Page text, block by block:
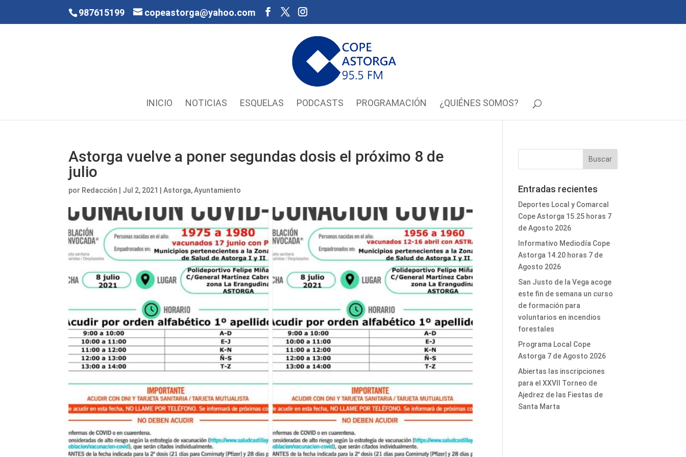
987615199 copeastorga@yahoo.com
INICIO NOTICIAS ESQUELAS PODCASTS PROGRAMACIÓN ¿QUIÉNES SOMOS?
Astorga vuelve a poner segundas dosis el próximo 8 de
julio
por Redacción Jul 2, 2021 |Astorga,Ayuntamiento Entradas recientes
Deportes Local y Comarcal
Cope Astorga 15.25 horas 7
de Agosto 2026
Informativo Mediodía Cope
Astorga 14.20 horas 7 de
Agosto 2026
San Justo de la Vega acoge
este fin de semana un curso
de formación para
voluntarios en incendios
forestales
Programa Local Cope
Astorga 7 de Agosto 2026
Abiertas las inscripciones
para el XXVII Torneo de
Ajedrez de las Fiestas de
Santa Marta